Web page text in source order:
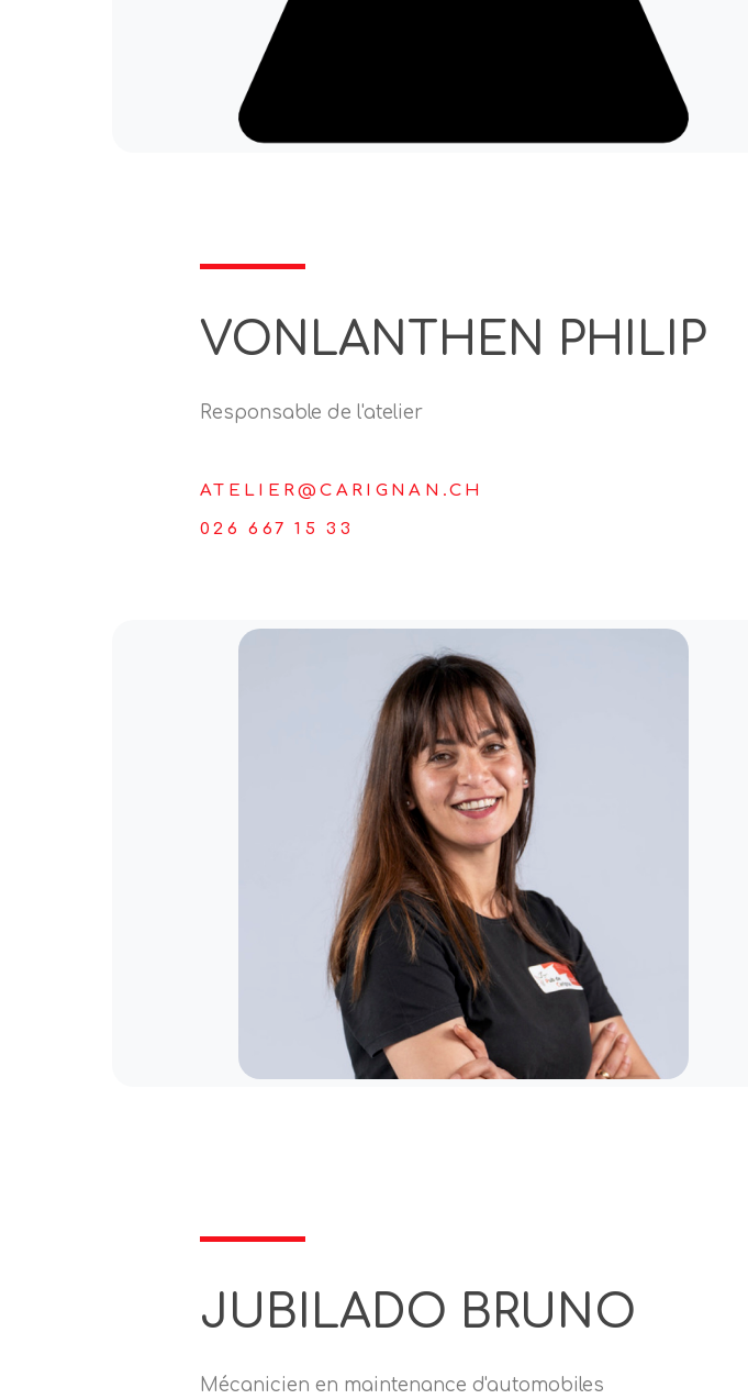
VONLANTHEN PHILIP
Responsable de l'atelier
ATELIER@CARIGNAN.CH
026 667 15 33
JUBILADO BRUNO
Mécanicien en maintenance d'automobiles